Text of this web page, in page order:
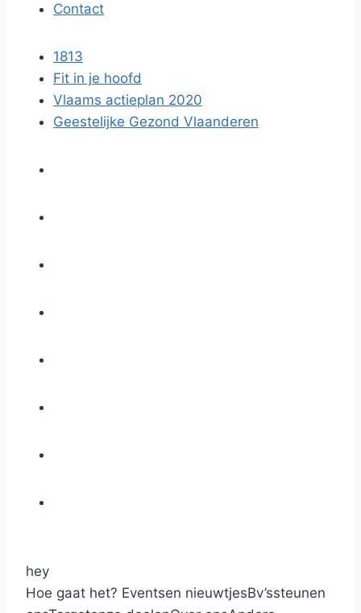
Contact
1813
Fit in je hoofd
Vlaams actieplan 2020
Geestelijke Gezond Vlaanderen
hey
Hoe gaat het? Eventsen nieuwtjesBv’ssteunen